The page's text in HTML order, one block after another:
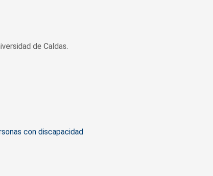
de Caldas.
con discapacidad